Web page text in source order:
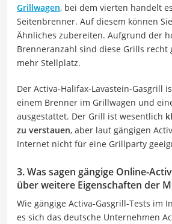
Grillwagen, bei dem vierten handelt
Seitenbrenner. Auf diesem können
Ähnliches zubereiten. Aufgrund der
Brenneranzahl sind diese Grills recht
mehr Stellplatz.
Der Activa-Halifax-Lavastein-Gasgrill
einem Brenner im Grillwagen und
ausgestattet. Der Grill ist wesentlich
zu verstauen, aber laut gängigen
Internet nicht für eine Grillparty
3. Was sagen gängige Online-
über weitere Eigenschaften der
Wie gängige Activa-Gasgrill-Tests im
es sich das deutsche Unternehmen